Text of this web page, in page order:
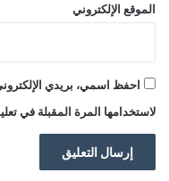
الموقع الإلكتروني
احفظ اسمي، بريدي
لاستخدامها المرة المقبلة في